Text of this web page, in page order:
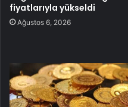
fiyatlarıyla yükseldi
Ağustos 6, 2026